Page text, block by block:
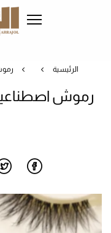
الرئيسية
رموش